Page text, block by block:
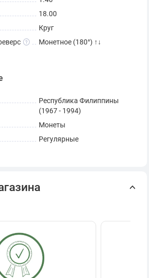
18.00
Круг
Монетное (180°) ↑↓
Республика Филиппины
(1967 - 1994)
Монеты
Регулярные